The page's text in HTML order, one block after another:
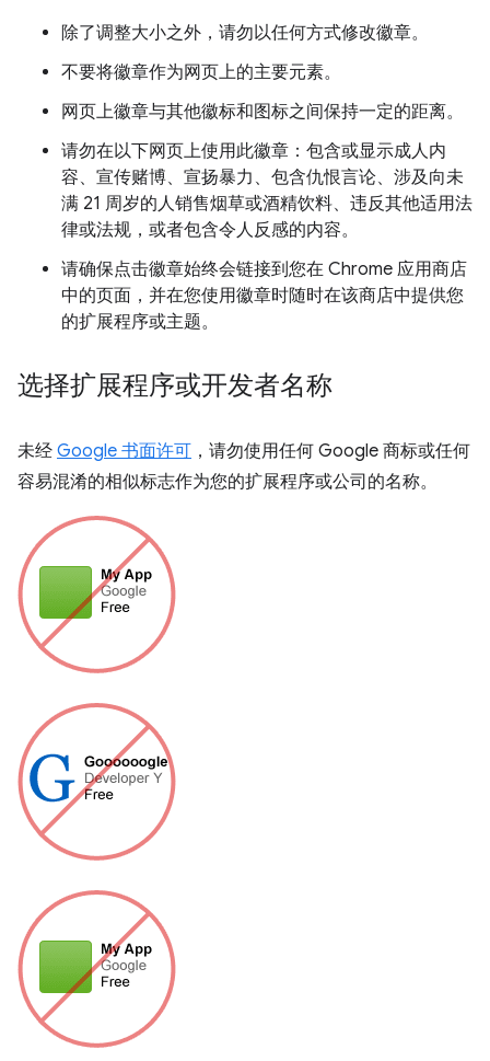
除了调整大小之外，请勿以任何方式修改徽章。
不要将徽章作为网页上的主要元素。
网页上徽章与其他徽标和图标之间保持一定的距离。
请勿在以下网页上使用此徽章：包含或显示成人内
容、宣传赌博、宣扬暴力、包含仇恨言论、涉及向未
满 21 周岁的人销售烟草或酒精饮料、违反其他适用法
律或法规，或者包含令人反感的内容。
请确保点击徽章始终会链接到您在 Chrome 应用商店
中的页面，并在您使用徽章时随时在该商店中提供您
的扩展程序或主题。
选择扩展程序或开发者名称
未经 Google 书面许可 ，请勿使用任何 Google 商标或任何
容易混淆的相似标志作为您的扩展程序或公司的名称。